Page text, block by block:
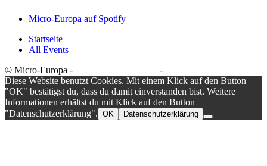
Micro-Europa auf Spotify
Startseite
All Events
© Micro-Europa -
-
Diese Website benutzt Cookies. Mit einem Klick auf den Button
"OK" bestätigst du, dass du damit einverstanden bist. Weitere
Informationen erhältst du mit Klick auf den Button
"Datenschutzerklärung". OK Datenschutzerklärung